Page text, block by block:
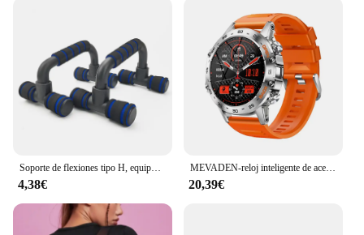
Soporte de flexiones tipo H, equipo de Fitness, entrenamiento muscular del pecho, flexiones de espuma para el hogar
4,38€
MEVADEN-reloj inteligente de acero 1,39 para hombre, accesorio de pulsera resistente al agua IP67 con llamadas, Bluetooth, seguimiento de actividad deportiva, compatible con Android e IOS, MD52
20,39€